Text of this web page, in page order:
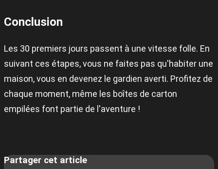
Conclusion
Les 30 premiers jours passent à une vitesse folle. En
suivant ces étapes, vous ne faites pas qu'habiter une
maison, vous en devenez le gardien averti. Profitez de
chaque moment, même les boîtes de carton
empilées font partie de l'aventure !
Partager cet article